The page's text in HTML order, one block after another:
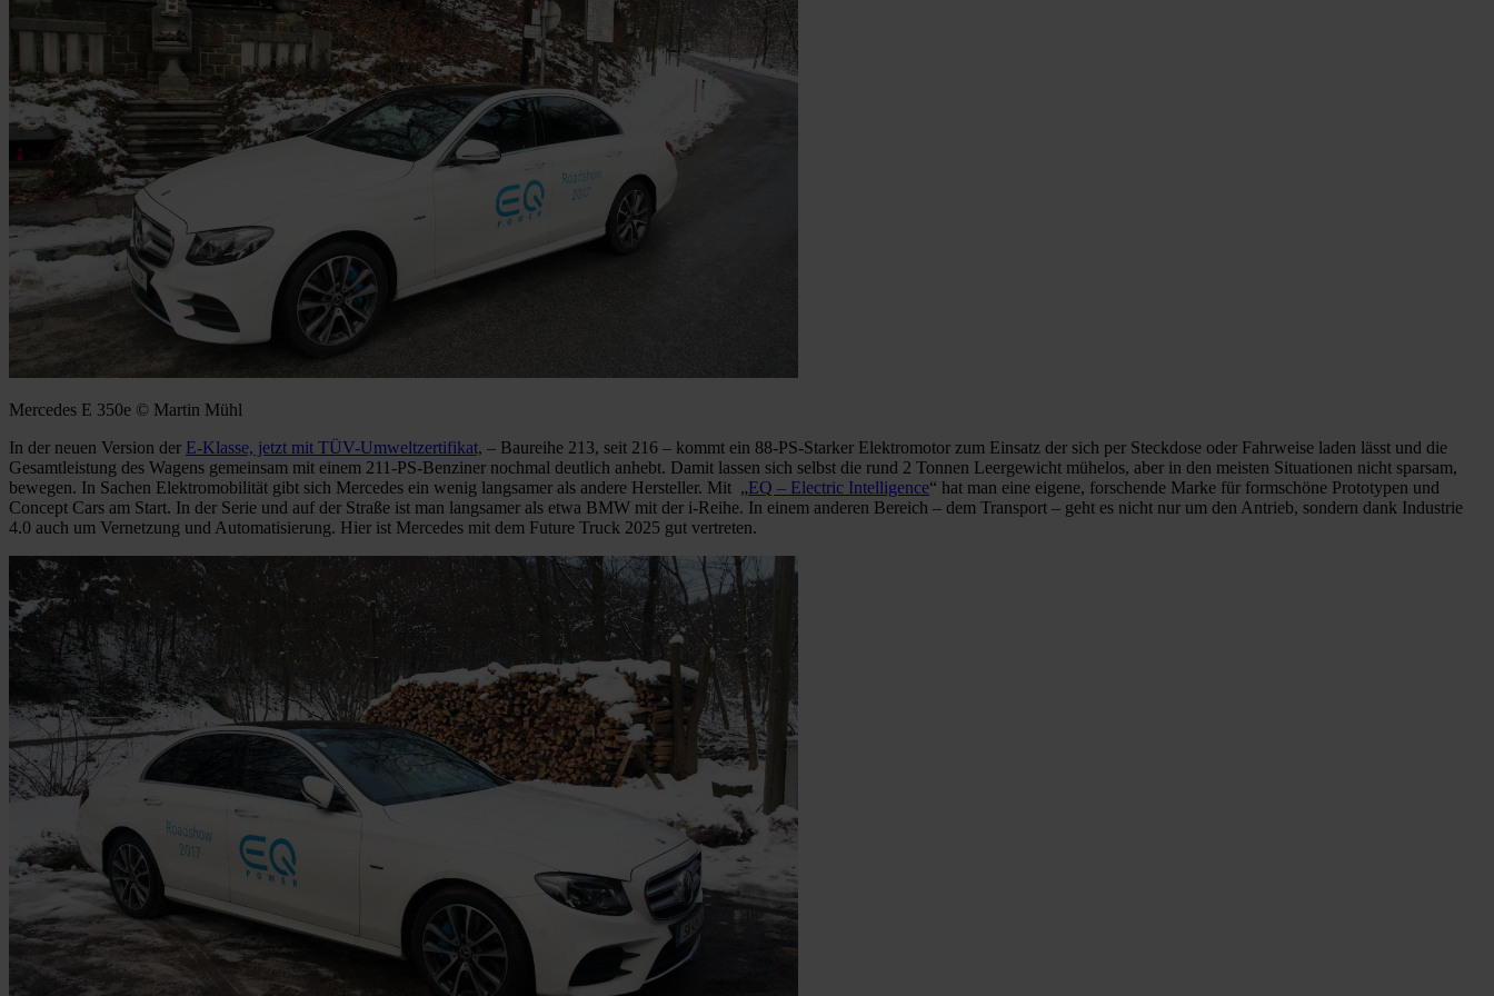
Mercedes E 350e © Martin Mühl
In der neuen Version der E-Klasse, jetzt mit TÜV-Umweltzertifikat, – Baureihe 213, seit 216 – kommt ein 88-PS-Starker Elektromotor zum Einsatz der sich per Steckdose oder Fahrweise laden lässt und die
Gesamtleistung des Wagens gemeinsam mit einem 211-PS-Benziner nochmal deutlich anhebt. Damit lassen sich selbst die rund 2 Tonnen Leergewicht mühelos, aber in den meisten Situationen nicht sparsam,
bewegen. In Sachen Elektromobilität gibt sich Mercedes ein wenig langsamer als andere Hersteller. Mit „EQ – Electric Intelligence“ hat man eine eigene, forschende Marke für formschöne Prototypen und
Concept Cars am Start. In der Serie und auf der Straße ist man langsamer als etwa BMW mit der i-Reihe. In einem anderen Bereich – dem Transport – geht es nicht nur um den Antrieb, sondern dank Industrie
4.0 auch um Vernetzung und Automatisierung. Hier ist Mercedes mit dem Future Truck 2025 gut vertreten.